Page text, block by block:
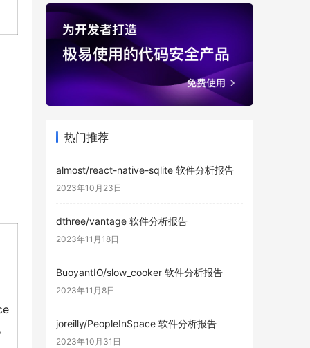
热门推荐
almost/react-native-sqlite 软件分析报告
2023年10月23日
dthree/vantage 软件分析报告
2023年11月18日
BuoyantIO/slow_cooker 软件分析报告
2023年11月8日
joreilly/PeopleInSpace 软件分析报告
2023年10月31日